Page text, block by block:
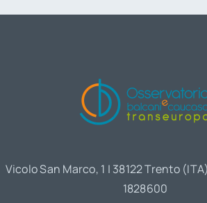
Vicolo San Marco, 1 | 38122 Trento
1828600